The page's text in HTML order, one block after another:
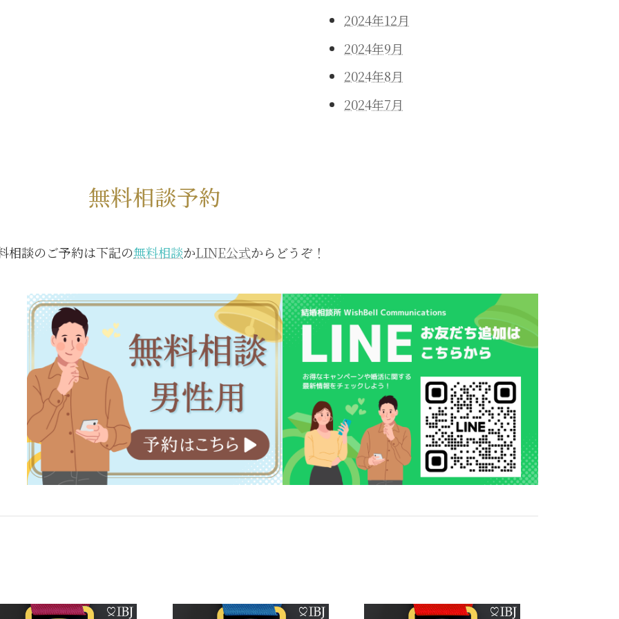
2024年12月
2024年9月
2024年8月
2024年7月
無料相談予約
相談のご予約は下記の無料相談かLINE公式からどうぞ！